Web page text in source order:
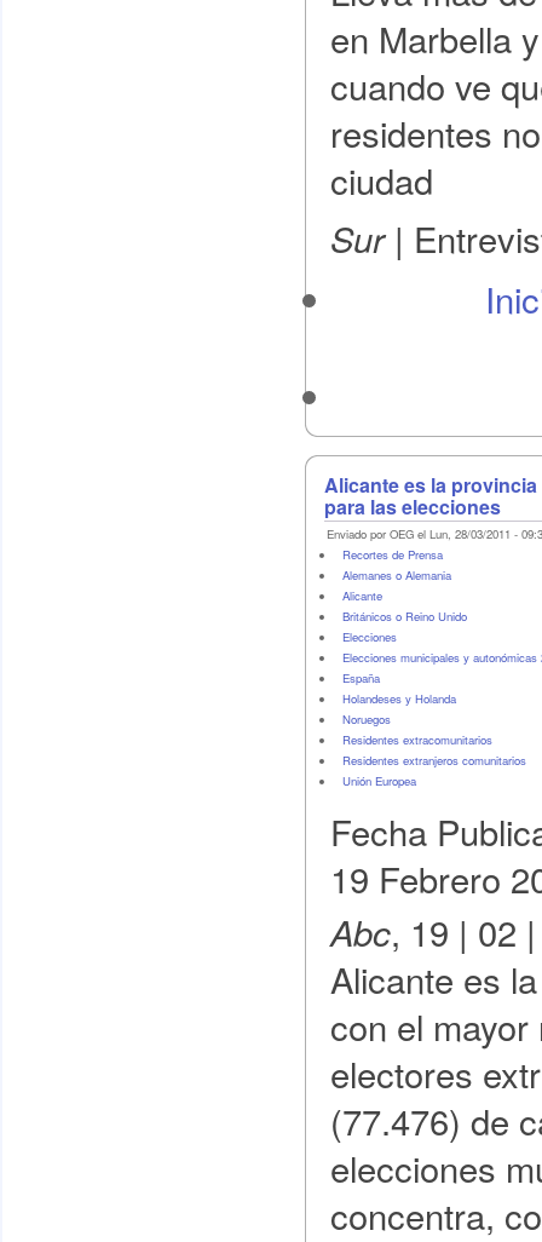
en Marbella
cuando ve
residentes
ciudad
Sur|
Alicante es la
para las elecciones
Enviado por OEG el Lun, 28/03/2011 -
Recortes de Prensa
Alemanes o Alemania
Alicante
Británicos o Reino Unido
Elecciones
Elecciones municipales y autonómicas
España
Holandeses y Holanda
Noruegos
Residentes extracomunitarios
Residentes extranjeros comunitarios
Unión Europea
Fecha
19 Febrero
Abc, 19 | 02
Alicante es
con el
electores
(77.476) de
elecciones
concentra,